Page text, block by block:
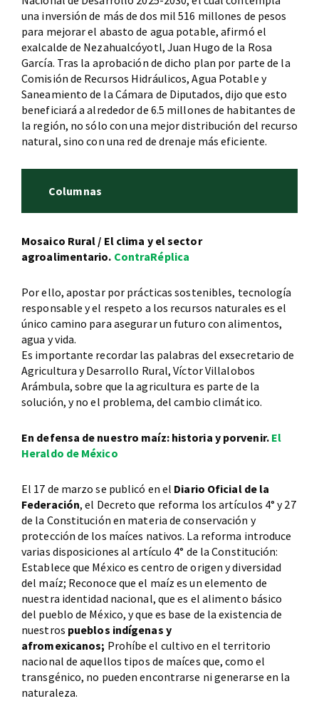
una inversión de más de dos mil 516 millones de pesos
para mejorar el abasto de agua potable, afirmó el
exalcalde de Nezahualcóyotl, Juan Hugo de la Rosa
García. Tras la aprobación de dicho plan por parte de la
Comisión de Recursos Hidráulicos, Agua Potable y
Saneamiento de la Cámara de Diputados, dijo que esto
beneficiará a alrededor de 6.5 millones de habitantes de
la región, no sólo con una mejor distribución del recurso
natural, sino con una red de drenaje más eficiente.
Columnas
Mosaico Rural / El clima y el sector
agroalimentario. ContraRéplica
Por ello, apostar por prácticas sostenibles, tecnología
responsable y el respeto a los recursos naturales es el
único camino para asegurar un futuro con alimentos,
agua y vida.
Es importante recordar las palabras del exsecretario de
Agricultura y Desarrollo Rural, Víctor Villalobos
Arámbula, sobre que la agricultura es parte de la
solución, y no el problema, del cambio climático.
En defensa de nuestro maíz: historia y porvenir. El
Heraldo de México
El 17 de marzo se publicó en el Diario Oficial de la
Federación, el Decreto que reforma los artículos 4° y 27
de la Constitución en materia de conservación y
protección de los maíces nativos. La reforma introduce
varias disposiciones al artículo 4° de la Constitución:
Establece que México es centro de origen y diversidad
del maíz; Reconoce que el maíz es un elemento de
nuestra identidad nacional, que es el alimento básico
del pueblo de México, y que es base de la existencia de
nuestros pueblos indígenas y
afromexicanos; Prohíbe el cultivo en el territorio
nacional de aquellos tipos de maíces que, como el
transgénico, no pueden encontrarse ni generarse en la
naturaleza.